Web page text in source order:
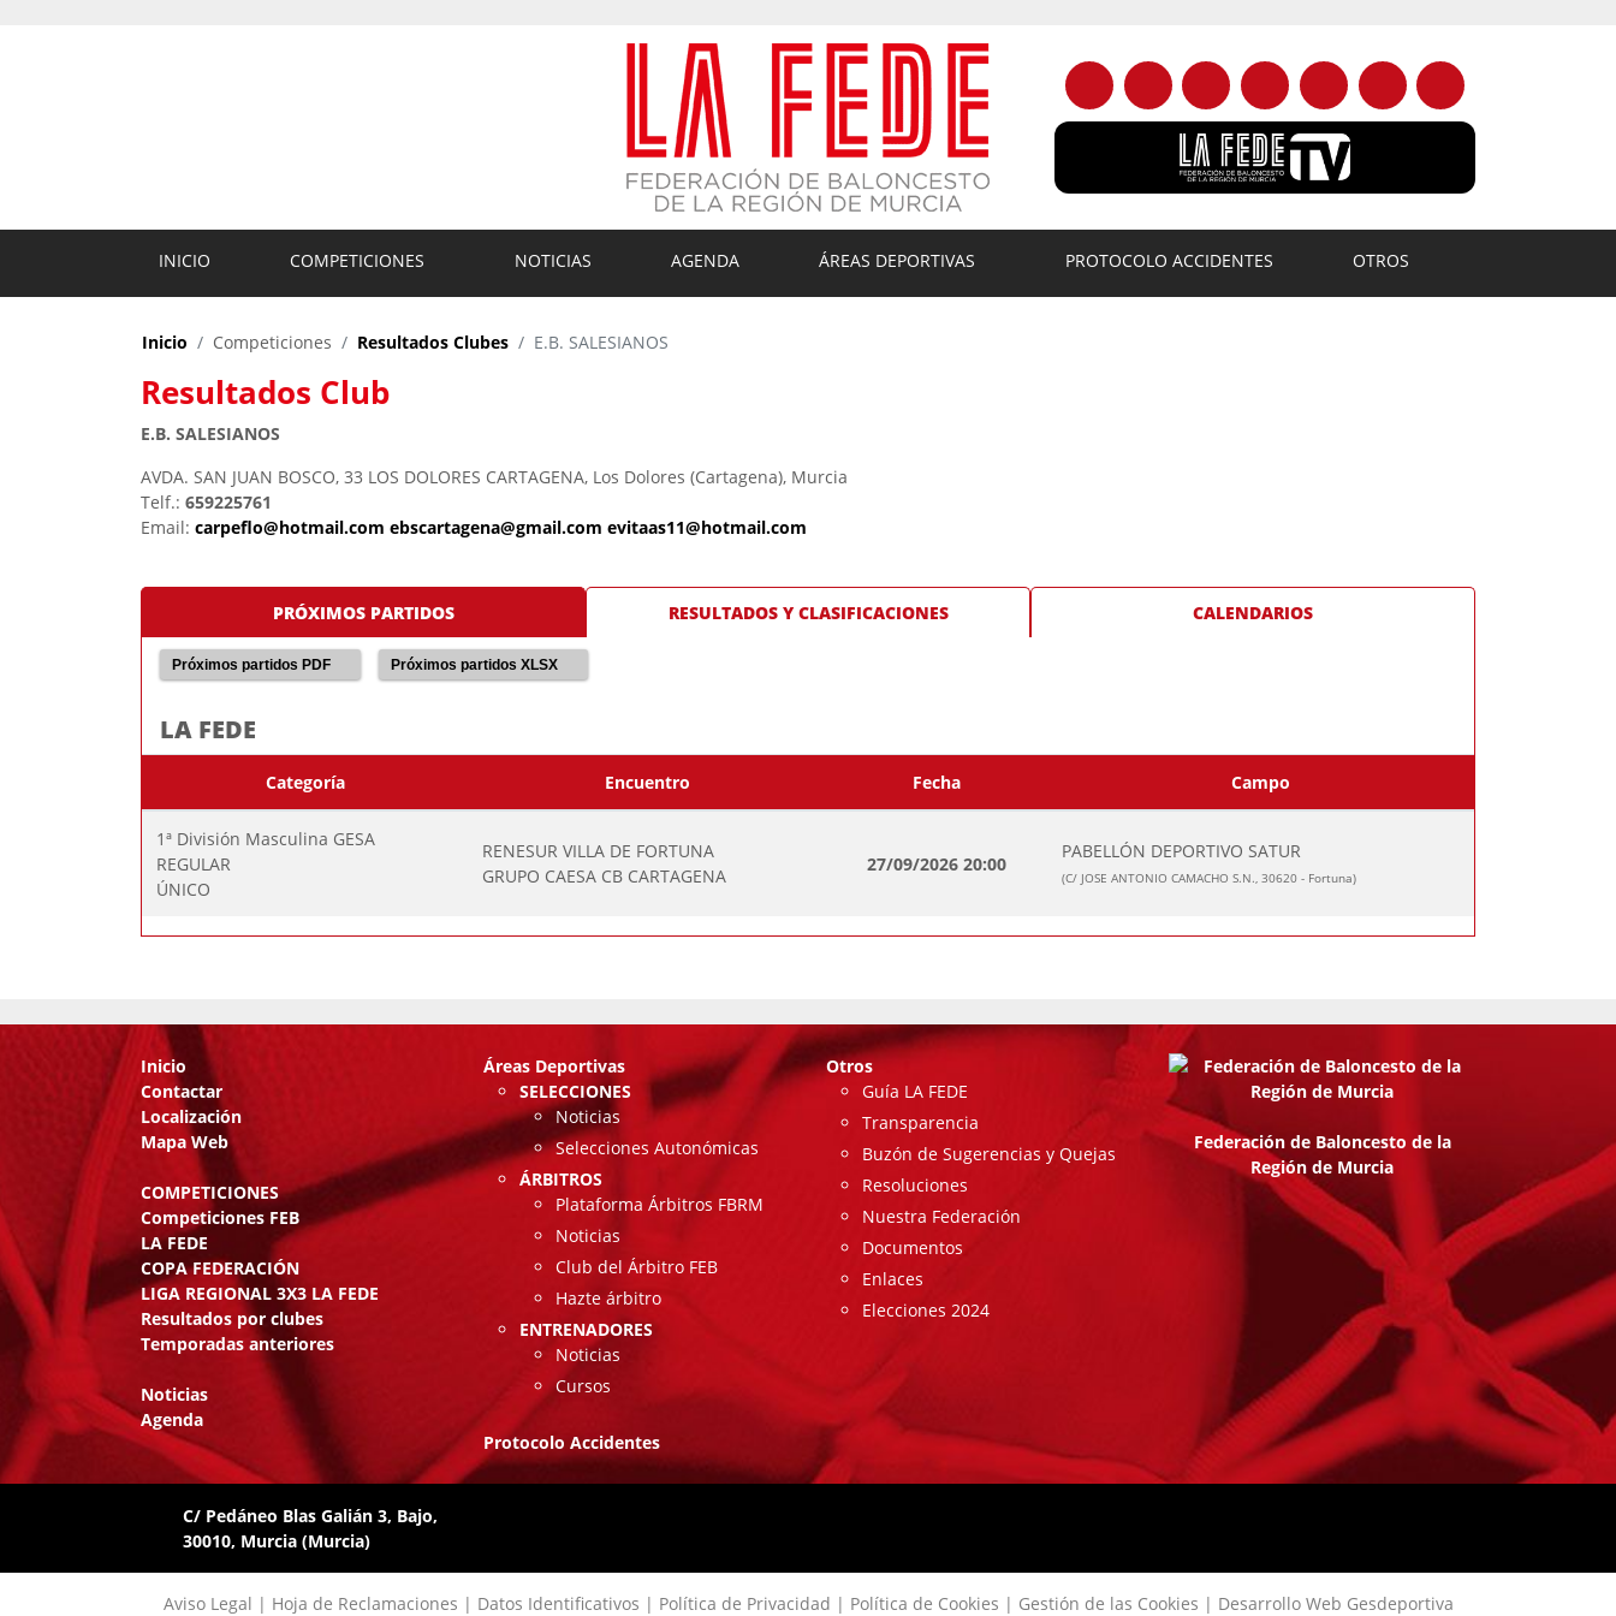
INICIO COMPETICIONES NOTICIAS AGENDA ÁREAS DEPORTIVAS PROTOCOLO ACCIDENTES OTROS
Resultados Club
E.B. SALESIANOS
Inicio Competiciones Resultados Clubes E.B. SALESIANOS
AVDA. SAN JUAN BOSCO, 33 LOS DOLORES CARTAGENA, Los Dolores (Cartagena), Murcia
Telf.: 659225761
Email: carpeflo@hotmail.com ebscartagena@gmail.com evitaas11@hotmail.com
PRÓXIMOS PARTIDOS RESULTADOS Y CLASIFICACIONES CALENDARIOS
Próximos partidos PDF Próximos partidos XLSX
LA FEDE
Categoría Encuentro Fecha Campo
1ª División Masculina GESA
REGULAR
ÚNICO
RENESUR VILLA DE FORTUNA
GRUPO CAESA CB CARTAGENA
27/09/2026 20:00
PABELLÓN DEPORTIVO SATUR
(C/ JOSE ANTONIO CAMACHO S.N., 30620 - Fortuna)
Inicio
Contactar
Localización
Mapa Web
COMPETICIONES
Competiciones FEB
LA FEDE
COPA FEDERACIÓN
LIGA REGIONAL 3X3 LA FEDE
Resultados por clubes
Temporadas anteriores
Noticias
Agenda
Áreas Deportivas
SELECCIONES
Noticias
Selecciones Autonómicas
ÁRBITROS
Plataforma Árbitros FBRM
Noticias
Club del Árbitro FEB
Hazte árbitro
ENTRENADORES
Noticias
Cursos
Protocolo Accidentes
Otros
Guía LA FEDE
Transparencia
Buzón de Sugerencias y Quejas
Resoluciones
Nuestra Federación
Documentos
Enlaces
Elecciones 2024
Federación de Baloncesto de la
Región de Murcia
C/ Pedáneo Blas Galián 3, Bajo,
30010, Murcia (Murcia)
Aviso Legal | Hoja de Reclamaciones | Datos Identificativos | Política de Privacidad | Política de Cookies | Gestión de las Cookies | Desarrollo Web Gesdeportiva